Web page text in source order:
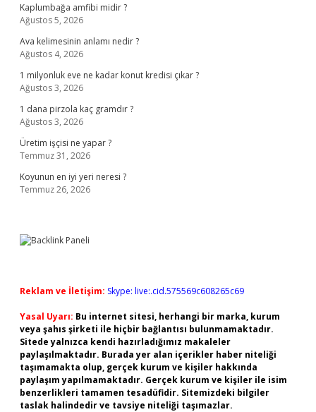
Kaplumbağa amfibi midir ?
Ağustos 5, 2026
Ava kelimesinin anlamı nedir ?
Ağustos 4, 2026
1 milyonluk eve ne kadar konut kredisi çıkar ?
Ağustos 3, 2026
1 dana pirzola kaç gramdır ?
Ağustos 3, 2026
Üretim işçisi ne yapar ?
Temmuz 31, 2026
Koyunun en iyi yeri neresi ?
Temmuz 26, 2026
Reklam ve İletişim: Skype: live:.cid.575569c608265c69
Yasal Uyarı: Bu internet sitesi, herhangi bir marka, kurum
veya şahıs şirketi ile hiçbir bağlantısı bulunmamaktadır.
Sitede yalnızca kendi hazırladığımız makaleler
paylaşılmaktadır. Burada yer alan içerikler haber niteliği
taşımamakta olup, gerçek kurum ve kişiler hakkında
paylaşım yapılmamaktadır. Gerçek kurum ve kişiler ile isim
benzerlikleri tamamen tesadüfidir. Sitemizdeki bilgiler
taslak halindedir ve tavsiye niteliği taşımazlar.